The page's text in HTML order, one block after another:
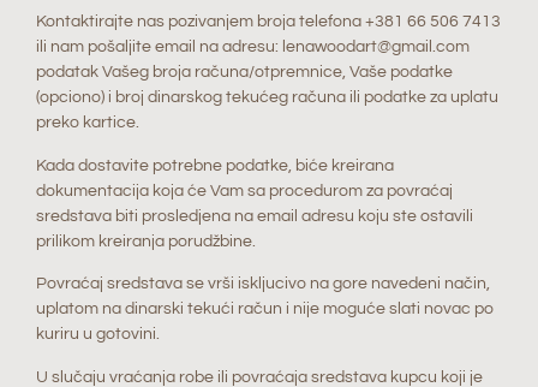
Kontaktirajte nas pozivanjem broja telefona +381 66 506 7413
ili nam pošaljite email na adresu: lenawoodart@gmail.com
podatak Vašeg broja računa/otpremnice, Vaše podatke
(opciono) i broj dinarskog tekućeg računa ili podatke za uplatu
preko kartice.
Kada dostavite potrebne podatke, biće kreirana
dokumentacija koja će Vam sa procedurom za povraćaj
sredstava biti prosledjena na email adresu koju ste ostavili
prilikom kreiranja porudžbine.
Povraćaj sredstava se vrši iskljucivo na gore navedeni način,
uplatom na dinarski tekući račun i nije moguće slati novac po
kuriru u gotovini.
U slučaju vraćanja robe ili povraćaja sredstava kupcu koji je